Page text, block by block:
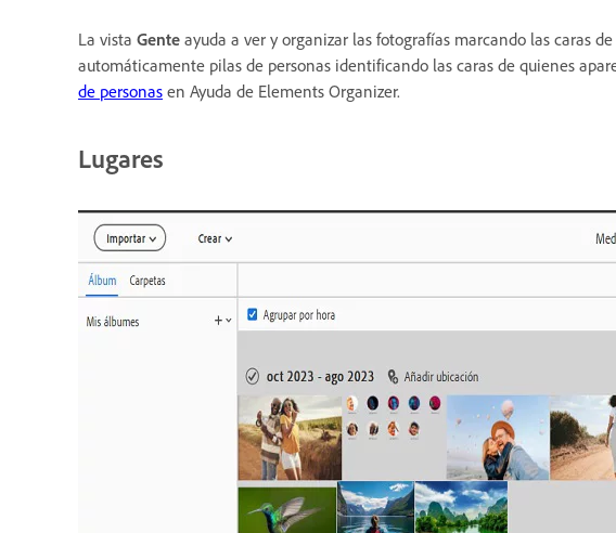
La vista Gente ayuda a ver y organizar las fotografías marcando las caras
automáticamente pilas de personas identificando las caras de quienes
de personas en Ayuda de Elements Organizer.
Lugares